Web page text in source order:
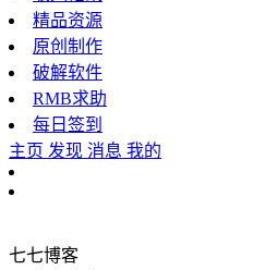
精品资源
原创制作
破解软件
RMB求助
每日签到
主页 发现 消息 我的
七七博客